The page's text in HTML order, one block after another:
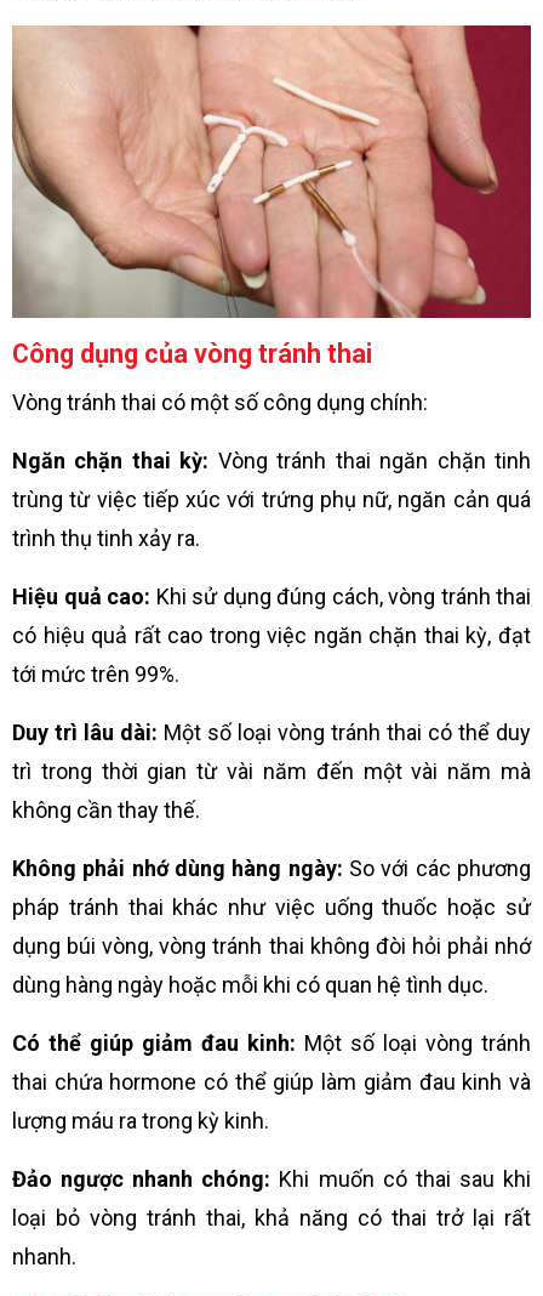
Công dụng của vòng tránh thai
Vòng tránh thai có một số công dụng chính:
Ngăn chặn thai kỳ: Vòng tránh thai ngăn chặn tinh
trùng từ việc tiếp xúc với trứng phụ nữ, ngăn cản quá
trình thụ tinh xảy ra.
Hiệu quả cao: Khi sử dụng đúng cách, vòng tránh thai
có hiệu quả rất cao trong việc ngăn chặn thai kỳ, đạt
tới mức trên 99%.
Duy trì lâu dài: Một số loại vòng tránh thai có thể duy
trì trong thời gian từ vài năm đến một vài năm mà
không cần thay thế.
Không phải nhớ dùng hàng ngày: So với các phương
pháp tránh thai khác như việc uống thuốc hoặc sử
dụng búi vòng, vòng tránh thai không đòi hỏi phải nhớ
dùng hàng ngày hoặc mỗi khi có quan hệ tình dục.
Có thể giúp giảm đau kinh: Một số loại vòng tránh
thai chứa hormone có thể giúp làm giảm đau kinh và
lượng máu ra trong kỳ kinh.
Đảo ngược nhanh chóng: Khi muốn có thai sau khi
loại bỏ vòng tránh thai, khả năng có thai trở lại rất
nhanh.